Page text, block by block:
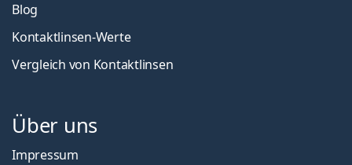
Blog
Kontaktlinsen-Werte
Vergleich von Kontaktlinsen
Über uns
Impressum